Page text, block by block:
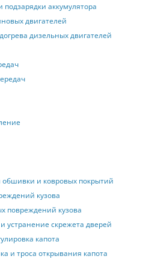
аккумулятора
двигателей
дизельных двигателей
и ковровых покрытий
кузова
повреждений кузова
скрежета дверей
капота
и троса открывания капота